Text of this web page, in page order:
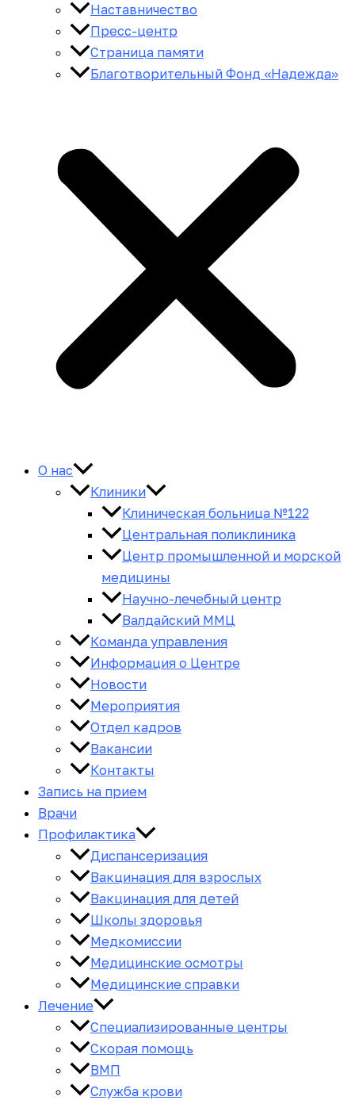
Наставничество
Пресс-центр
Страница памяти
Благотворительный Фонд «Надежда»
О нас
Клиники
Клиническая больница №122
Центральная поликлиника
Центр промышленной и морской
медицины
Научно-лечебный центр
Валдайский ММЦ
Команда управления
Информация о Центре
Новости
Мероприятия
Отдел кадров
Вакансии
Контакты
Запись на прием
Врачи
Профилактика
Диспансеризация
Вакцинация для взрослых
Вакцинация для детей
Школы здоровья
Медкомиссии
Медицинские осмотры
Медицинские справки
Лечение
Специализированные центры
Скорая помощь
ВМП
Служба крови